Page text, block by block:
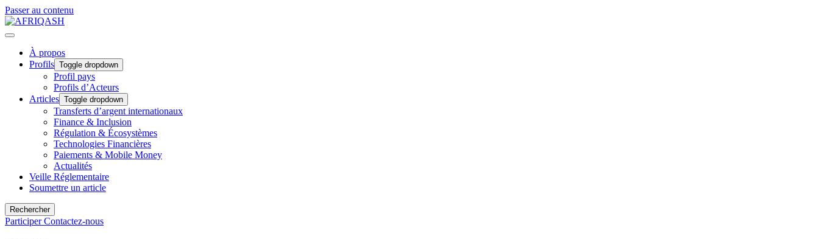
Passer au contenu
À propos
Profils Toggle dropdown
Profil pays
Profils d’Acteurs
Articles Toggle dropdown
Transferts d’argent internationaux
Finance & Inclusion
Régulation & Écosystèmes
Technologies Financières
Paiements & Mobile Money
Actualités
Veille Réglementaire
Soumettre un article
Rechercher
ParticiperContactez-nous